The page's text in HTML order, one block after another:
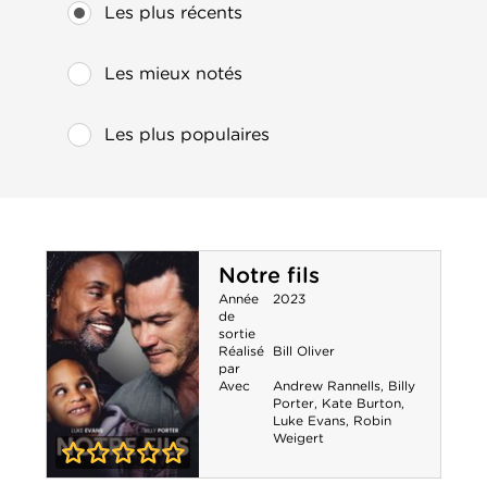
Les plus récents
Les mieux notés
Les plus populaires
Notre fils
Année
de
sortie
2023
Réalisé
par
Bill Oliver
Avec Andrew Rannells, Billy
Porter, Kate Burton,
Luke Evans, Robin
Weigert